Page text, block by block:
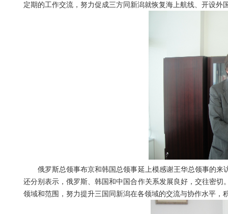
定期的工作交流，努力促成三方同新潟就恢复海上航线、开设
俄罗斯总领事布京和韩国总领事延上模感谢王华总领事的来
还分别表示，俄罗斯、韩国和中国合作关系发展良好，交往密
领域和范围，努力提升三国同新潟在各领域的交流与协作水平，